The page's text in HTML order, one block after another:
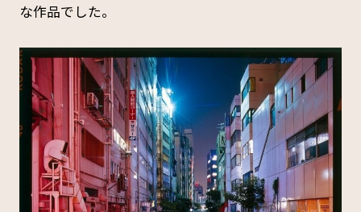
な作品でした。